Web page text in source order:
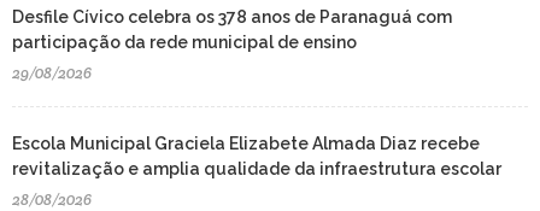
Desfile Cívico celebra os 378 anos de Paranaguá com
participação da rede municipal de ensino
29/08/2026
Escola Municipal Graciela Elizabete Almada Diaz recebe
revitalização e amplia qualidade da infraestrutura escolar
28/08/2026